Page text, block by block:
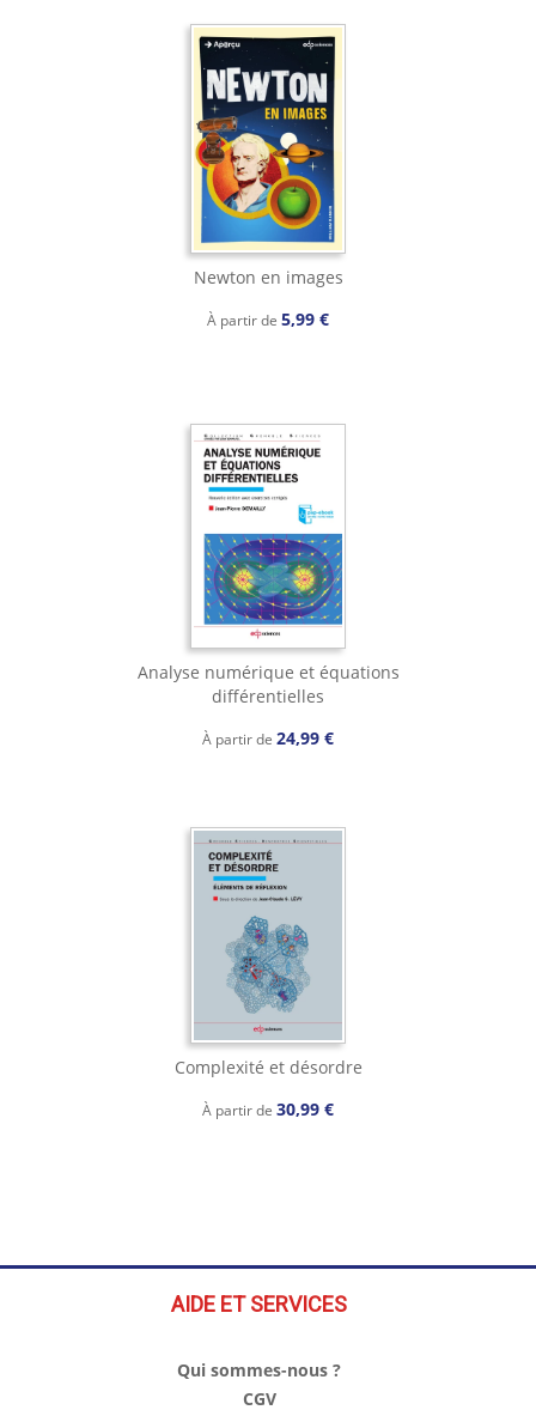
Newton en images
À partir de 5,99 €
Analyse numérique et équations
différentielles
À partir de 24,99 €
Complexité et désordre
À partir de 30,99 €
AIDE ET SERVICES
Qui sommes-nous ?
CGV